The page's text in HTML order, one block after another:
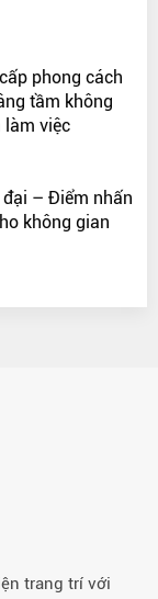
phong cách
tầm không
làm việc
đại – Điểm nhấn
không gian
trang trí với